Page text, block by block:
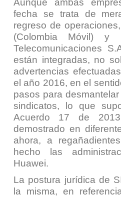
Aunque ambas
fecha se trata de
regreso de
(Colombia Móvil)
Telecomunicaciones
están integradas, no
advertencias
el año 2016, en el
pasos para
sindicatos, lo que
Acuerdo 17 de
demostrado en
ahora, a
hecho las
Huawei.
La postura jurídica de
la misma, en